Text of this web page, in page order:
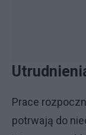
Prace
potrwają do